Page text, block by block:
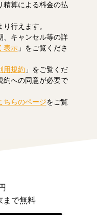
精算による料金の払
行えます。
、キャンセル等の詳
表示」をご覧くださ
用規約 」をご覧くだ
約への同意が必要で
ちらのページをご覧
まで無料